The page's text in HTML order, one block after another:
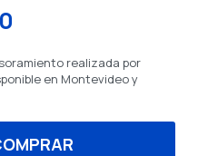
realizada por
en Montevideo y